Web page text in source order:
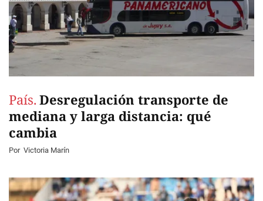
País. Desregulación transporte de
mediana y larga distancia: qué
cambia
Por Victoria Marín